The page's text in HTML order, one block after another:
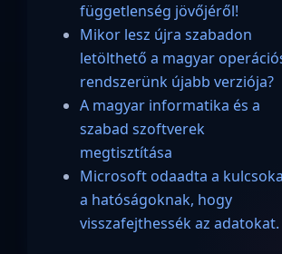
függetlenség jövőjéről!
Mikor lesz újra szabadon
letölthető a magyar
rendszerünk újabb verziója?
A magyar informatika és a
szabad szoftverek
megtisztítása
Microsoft odaadta a
a hatóságoknak, hogy
visszafejthessék az adatokat.